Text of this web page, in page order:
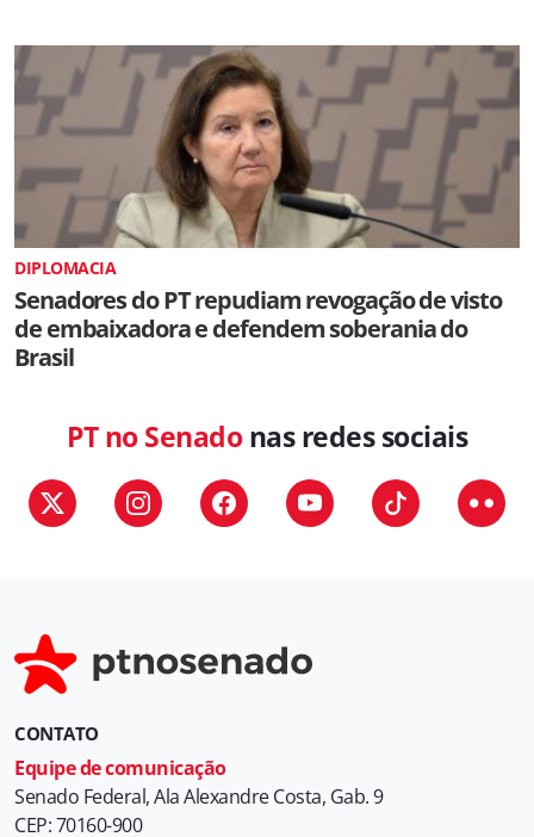
DIPLOMACIA
Senadores do PT repudiam revogação de visto
de embaixadora e defendem soberania do
Brasil
PT no Senadonas redes sociais
CONTATO
Equipe de comunicação
Senado Federal, Ala Alexandre Costa, Gab. 9
CEP: 70160-900